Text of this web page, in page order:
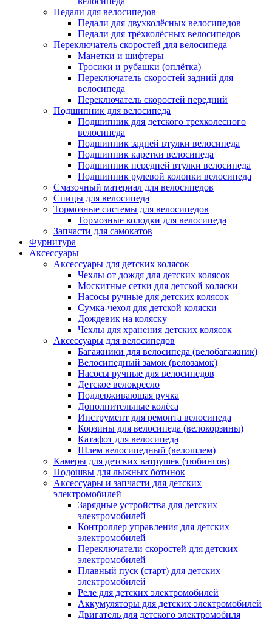
Педали для велосипедов
Педали для двухколёсных велосипедов
Педали для трёхколёсных велосипедов
Переключатель скоростей для велосипеда
Манетки и шифтеры
Тросики и рубашки (оплётка)
Переключатель скоростей задний для
велосипеда
Переключатель скоростей передний
Подшипник для велосипеда
Подшипник для детского трехколесного
велосипеда
Подшипник задней втулки велосипеда
Подшипник каретки велосипеда
Подшипник передней втулки велосипеда
Подшипник рулевой колонки велосипеда
Смазочный материал для велосипедов
Спицы для велосипеда
Тормозные системы для велосипедов
Тормозные колодки для велосипеда
Запчасти для самокатов
Фурнитура
Аксессуары
Аксессуары для детских колясок
Чехлы от дождя для детских колясок
Москитные сетки для детской коляски
Насосы ручные для детских колясок
Сумка-чехол для детской коляски
Дождевик на коляску
Чехлы для хранения детских колясок
Аксессуары для велосипедов
Багажники для велосипеда (велобагажник)
Велосипедный замок (велозамок)
Насосы ручные для велосипедов
Детское велокресло
Поддерживающая ручка
Дополнительные колёса
Инструмент для ремонта велосипеда
Корзины для велосипеда (велокорзины)
Катафот для велосипеда
Шлем велосипедный (велошлем)
Камеры для детских ватрушек (тюбингов)
Подошвы для лыжных ботинок
Аксессуары и запчасти для детских
электромобилей
Зарядные устройства для детских
электромобилей
Контроллер управления для детских
электромобилей
Переключатели скоростей для детских
электромобилей
Плавный пуск (старт) для детских
электромобилей
Реле для детских электромобилей
Аккумуляторы для детских электромобилей
Двигатель для детского электромобиля